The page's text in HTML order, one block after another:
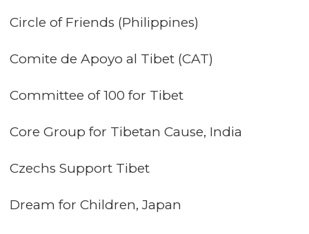
Circle of Friends (Philippines)
Comite de Apoyo al Tibet (CAT)
Committee of 100 for Tibet
Core Group for Tibetan Cause, India
Czechs Support Tibet
Dream for Children, Japan